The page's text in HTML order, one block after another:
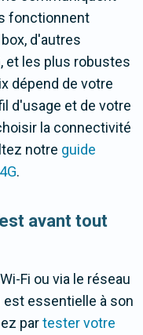
fonctionnent
d'autres
et les plus robustes
dépend de votre
d'usage et de votre
la connectivité
notre guide
.
avant tout
Fi ou via le réseau
est essentielle à son
partester votre